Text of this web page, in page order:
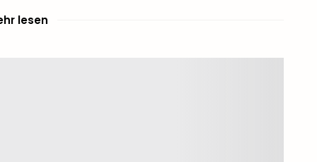
lesen